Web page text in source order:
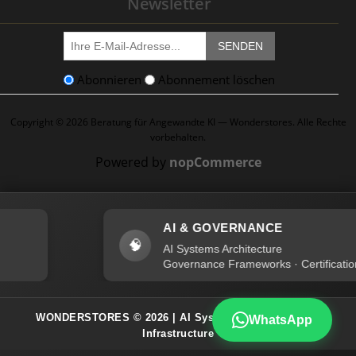
SENDEN
Abonnieren Abonnement löschen
Copyright © 2026 Beratung für Angewandte KI — Wonderstores. Alle Rechte
vorbehalten.
Powered by nopCommerce
🧠
AI & GOVERNANCE
AI Systems Architecture
Governance Frameworks · Certification
WONDERSTORES © 2026 | AI Systems · Governance ·
Infrastructure
WhatsApp